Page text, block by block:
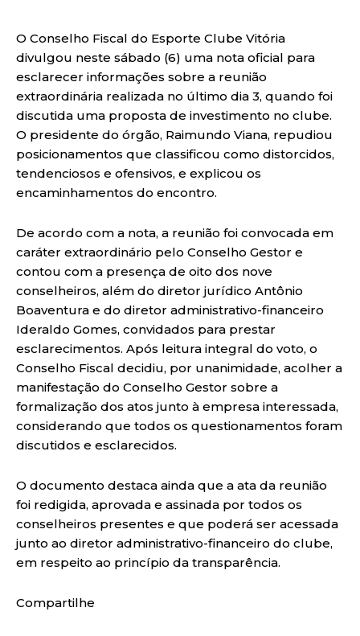
O Conselho Fiscal do Esporte Clube Vitória
divulgou neste sábado (6) uma nota oficial para
esclarecer informações sobre a reunião
extraordinária realizada no último dia 3, quando foi
discutida uma proposta de investimento no clube.
O presidente do órgão, Raimundo Viana, repudiou
posicionamentos que classificou como distorcidos,
tendenciosos e ofensivos, e explicou os
encaminhamentos do encontro.
De acordo com a nota, a reunião foi convocada em
caráter extraordinário pelo Conselho Gestor e
contou com a presença de oito dos nove
conselheiros, além do diretor jurídico Antônio
Boaventura e do diretor administrativo-financeiro
Ideraldo Gomes, convidados para prestar
esclarecimentos. Após leitura integral do voto, o
Conselho Fiscal decidiu, por unanimidade, acolher a
manifestação do Conselho Gestor sobre a
formalização dos atos junto à empresa interessada,
considerando que todos os questionamentos foram
discutidos e esclarecidos.
O documento destaca ainda que a ata da reunião
foi redigida, aprovada e assinada por todos os
conselheiros presentes e que poderá ser acessada
junto ao diretor administrativo-financeiro do clube,
em respeito ao princípio da transparência.
Compartilhe